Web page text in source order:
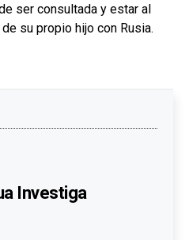
ser consultada y estar al
su propio hijo con Rusia.
Investiga